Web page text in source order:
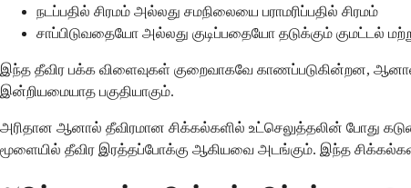
நடப்பதில் சிரமம் அல்லது சமநிலையை பராமரிப்பதில் சிரமம்
சாப்பிடுவதையோ அல்லது குடிப்பதையோ தடுக்கும் குமட்டல்
இந்த தீவிர பக்க விளைவுகள் குறைவாகவே காணப்படுகின்றன,
இன்றியமையாத பகுதியாகும்.
அரிதான ஆனால் தீவிரமான சிக்கல்களில் உட்செலுத்தலின் போது
மூளையில் தீவிர இரத்தப்போக்கு ஆகியவை அடங்கும். இந்த சிக்கல்கள்